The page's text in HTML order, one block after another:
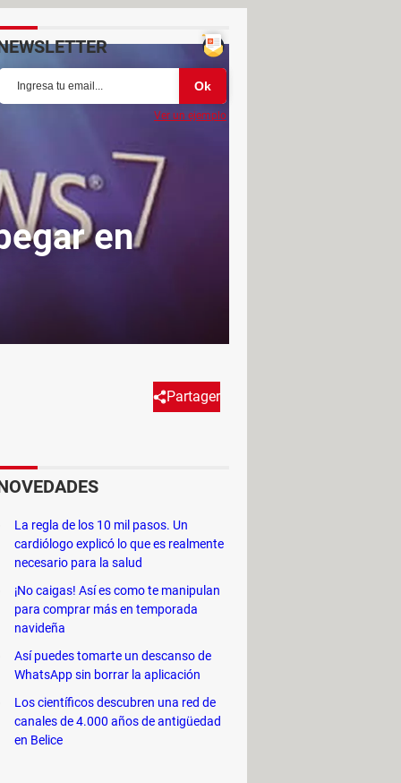
en
Partager
aunque no haya problema
contratiempo para
Windows 7. Para ello, abre el
Ver un ejemplo
La regla de los 10 mil pasos. Un
cardiólogo explicó lo que es realmente
necesario para la salud
¡No caigas! Así es como te manipulan
para comprar más en temporada
navideña
Así puedes tomarte un descanso de
WhatsApp sin borrar la aplicación
Los científicos descubren una red de
canales de 4.000 años de antigüedad
en Belice